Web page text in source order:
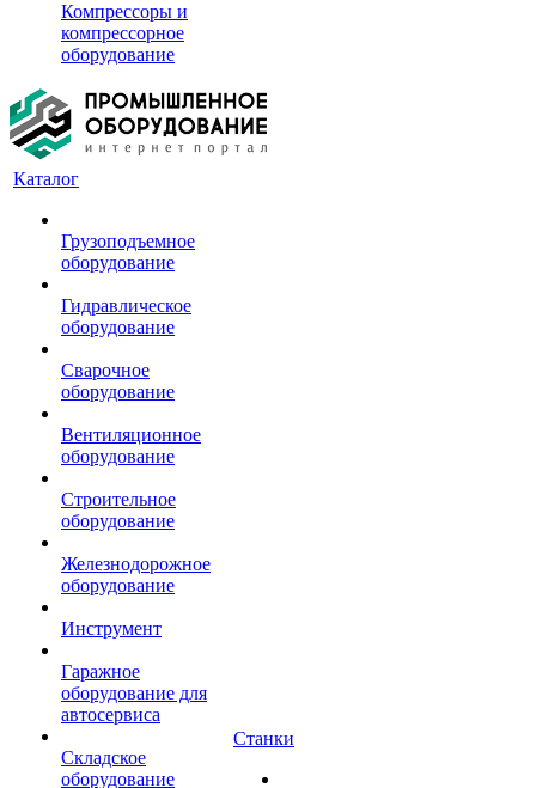
Компрессоры и
компрессорное
оборудование
Каталог
Грузоподъемное
оборудование
Гидравлическое
оборудование
Сварочное
оборудование
Вентиляционное
оборудование
Строительное
оборудование
Железнодорожное
оборудование
Инструмент
Гаражное
оборудование для
автосервиса
Складское
оборудование
Станки